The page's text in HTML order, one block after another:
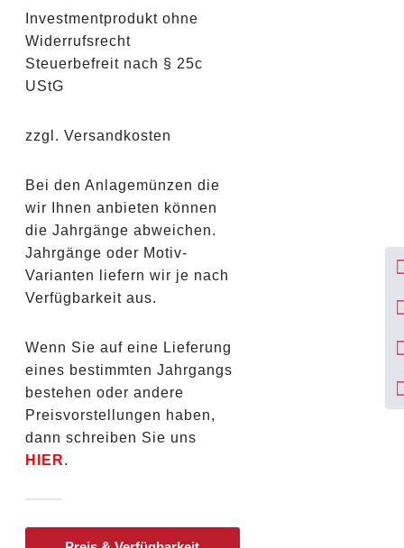
Investmentprodukt ohne
Widerrufsrecht
Steuerbefreit nach § 25c
UStG
zzgl. Versandkosten
Bei den Anlagemünzen die
wir Ihnen anbieten können
die Jahrgänge abweichen.
Jahrgänge oder Motiv-
Varianten liefern wir je nach
Verfügbarkeit aus.
Wenn Sie auf eine Lieferung
eines bestimmten Jahrgangs
bestehen oder andere
Preisvorstellungen haben,
dann schreiben Sie uns
HIER.